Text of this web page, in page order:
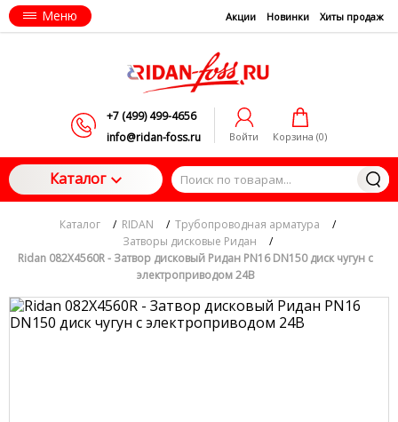
Меню Акции Новинки Хиты продаж
+7 (499) 499-4656
info@ridan-foss.ru
Войти Корзина (0)
Каталог
Каталог / RIDAN / Трубопроводная арматура
/
Затворы дисковые Ридан
/
Ridan 082X4560R - Затвор дисковый Ридан PN16 DN150 диск чугун с
электроприводом 24В